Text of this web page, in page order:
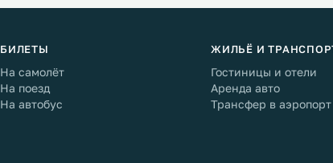
БИЛЕТЫ
На самолёт
На поезд
На автобус
ЖИЛЬЁ И
Гостиницы и отели
Аренда авто
Трансфер в аэропорт